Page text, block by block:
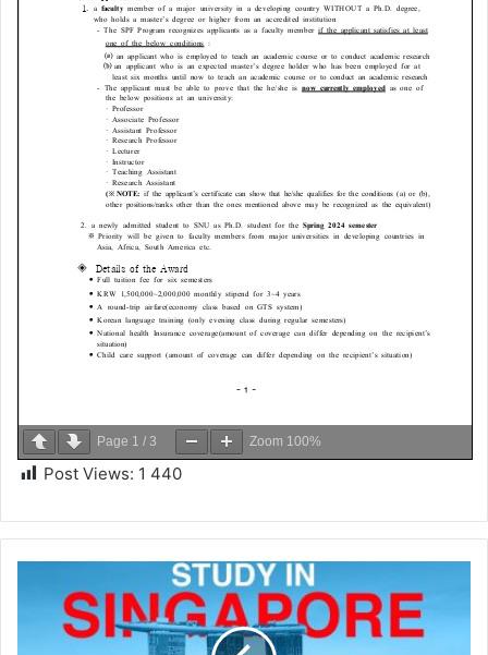
Page 1 / 3 Zoom 100%
Post Views: 1 440